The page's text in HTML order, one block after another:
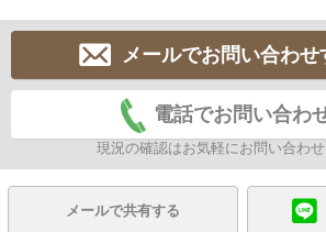
メールでお問い合わせ
電話でお問い合わ
現況の確認はお気軽にお問い合わせ
メールで共有する